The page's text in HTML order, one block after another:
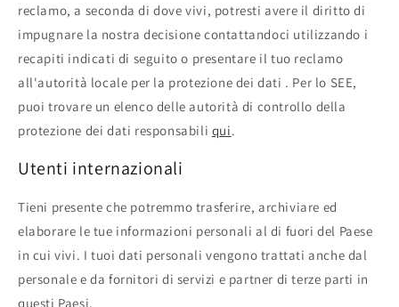
reclamo, a seconda di dove vivi, potresti avere il diritto di
impugnare la nostra decisione contattandoci utilizzando i
recapiti indicati di seguito o presentare il tuo reclamo
all'autorità locale per la protezione dei dati . Per lo SEE,
puoi trovare un elenco delle autorità di controllo della
protezione dei dati responsabili qui.
Utenti internazionali
Tieni presente che potremmo trasferire, archiviare ed
elaborare le tue informazioni personali al di fuori del Paese
in cui vivi. I tuoi dati personali vengono trattati anche dal
personale e da fornitori di servizi e partner di terze parti in
questi Paesi.